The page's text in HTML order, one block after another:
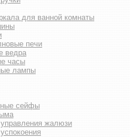
для ванной комнаты
печи
ведра
часы
лампы
сейфы
жалюзи